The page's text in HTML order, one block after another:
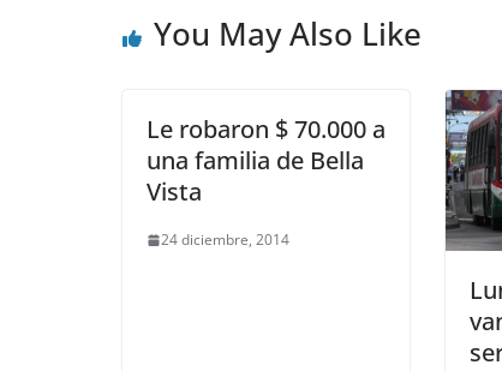
You May Also Like
Le robaron $ 70.000 a
una familia de Bella
Vista
24 diciembre, 2014